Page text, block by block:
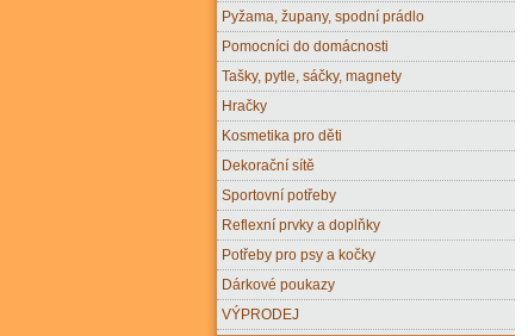
Pyžama, župany, spodní prádlo
Pomocníci do domácnosti
Tašky, pytle, sáčky, magnety
Hračky
Kosmetika pro děti
Dekorační sítě
Sportovní potřeby
Reflexní prvky a doplňky
Potřeby pro psy a kočky
Dárkové poukazy
VÝPRODEJ